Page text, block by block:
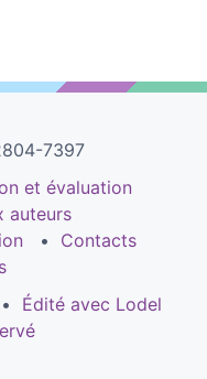
7397
et évaluation
auteurs
Contacts
Édité avec Lodel